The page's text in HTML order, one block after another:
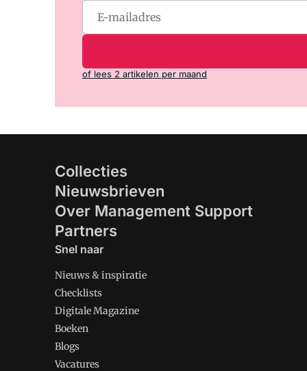
of lees 2 artikelen per maand
Collecties
Nieuwsbrieven
Over Management Support
Partners
Snel naar
Nieuws & inspiratie
Checklists
Digitale Magazine
Boeken
Blogs
Vacatures